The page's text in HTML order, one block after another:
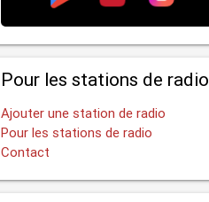
Pour les stations de radio
Ajouter une station de radio
Pour les stations de radio
Contact